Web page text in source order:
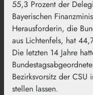
55,3 Prozent der
Bayerischen
Herausforderin, die
aus Lichtenfels, hat
Die letzten 14 Jahre
Bezirksvorsitz der CSU
stellen lassen.